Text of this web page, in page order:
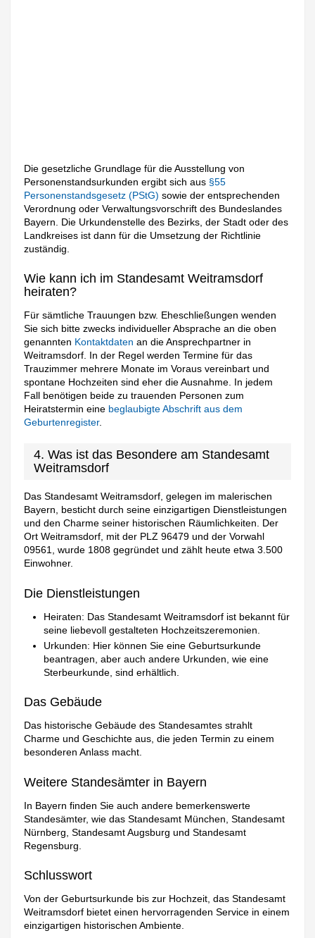
Die gesetzliche Grundlage für die Ausstellung von
Personenstandsurkunden ergibt sich aus §55
Personenstandsgesetz (PStG)sowie der entsprechenden
Verordnung oder Verwaltungsvorschrift des Bundeslandes
Bayern. Die Urkundenstelle des Bezirks, der Stadt oder des
Landkreises ist dann für die Umsetzung der Richtlinie
zuständig.
Wie kann ich im Standesamt Weitramsdorf
heiraten?
Für sämtliche Trauungen bzw. Eheschließungen wenden
Sie sich bitte zwecks individueller Absprache an die oben
genannten Kontaktdaten an die Ansprechpartner in
Weitramsdorf. In der Regel werden Termine für das
Trauzimmer mehrere Monate im Voraus vereinbart und
spontane Hochzeiten sind eher die Ausnahme. In jedem
Fall benötigen beide zu trauenden Personen zum
Heiratstermin eine beglaubigte Abschrift aus dem
Geburtenregister.
4. Was ist das Besondere am Standesamt
Weitramsdorf
Das Standesamt Weitramsdorf, gelegen im malerischen
Bayern, besticht durch seine einzigartigen Dienstleistungen
und den Charme seiner historischen Räumlichkeiten. Der
Ort Weitramsdorf, mit der PLZ 96479 und der Vorwahl
09561, wurde 1808 gegründet und zählt heute etwa 3.500
Einwohner.
Die Dienstleistungen
Heiraten: Das Standesamt Weitramsdorf ist bekannt für
seine liebevoll gestalteten Hochzeitszeremonien.
Urkunden: Hier können Sie eine Geburtsurkunde
beantragen, aber auch andere Urkunden, wie eine
Sterbeurkunde, sind erhältlich.
Das Gebäude
Das historische Gebäude des Standesamtes strahlt
Charme und Geschichte aus, die jeden Termin zu einem
besonderen Anlass macht.
Weitere Standesämter in Bayern
In Bayern finden Sie auch andere bemerkenswerte
Standesämter, wie das Standesamt München, Standesamt
Nürnberg, Standesamt Augsburg und Standesamt
Regensburg.
Schlusswort
Von der Geburtsurkunde bis zur Hochzeit, das Standesamt
Weitramsdorf bietet einen hervorragenden Service in einem
einzigartigen historischen Ambiente.